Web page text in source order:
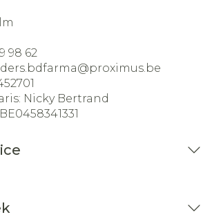
98 62
proximus.be
Nicky Bertrand
BE0458341331